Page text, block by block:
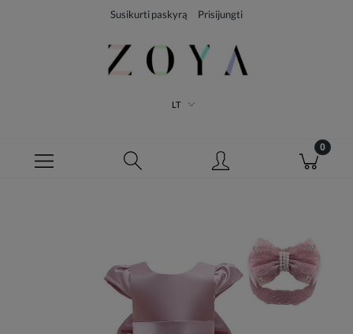
Susikurti paskyrą Prisijungti
LT